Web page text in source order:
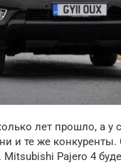
лет прошло, а у
и те же
Mitsubishi Pajero 4